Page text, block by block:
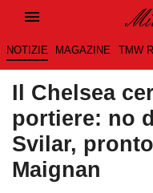
NOTIZIE MAGAZINE TMW
Il Chelsea
portiere: no
Svilar,
Maignan